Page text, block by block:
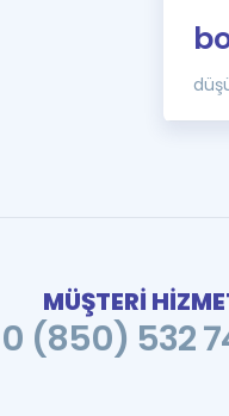
MÜŞTERİ
0 (850) 532